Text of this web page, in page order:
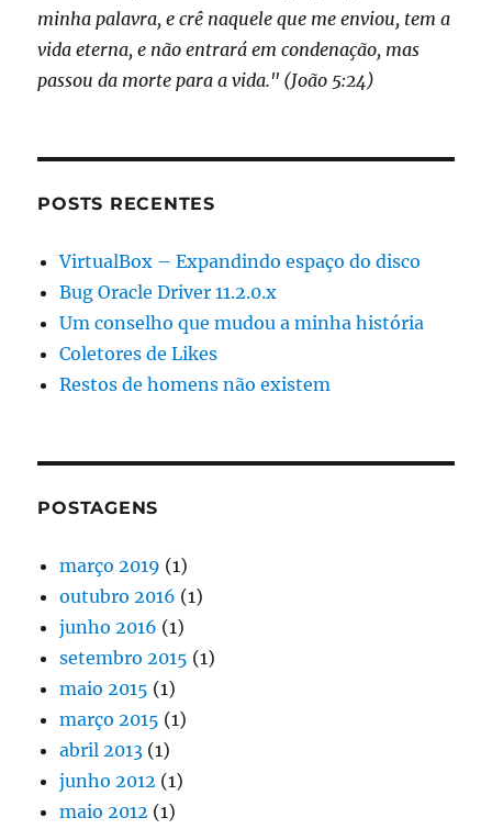
minha palavra, e crê naquele que me enviou, tem a
vida eterna, e não entrará em condenação, mas
passou da morte para a vida." (João 5:24)
POSTS RECENTES
VirtualBox – Expandindo espaço do disco
Bug Oracle Driver 11.2.0.x
Um conselho que mudou a minha história
Coletores de Likes
Restos de homens não existem
POSTAGENS
março 2019 (1)
outubro 2016 (1)
junho 2016 (1)
setembro 2015 (1)
maio 2015 (1)
março 2015 (1)
abril 2013 (1)
junho 2012 (1)
maio 2012 (1)